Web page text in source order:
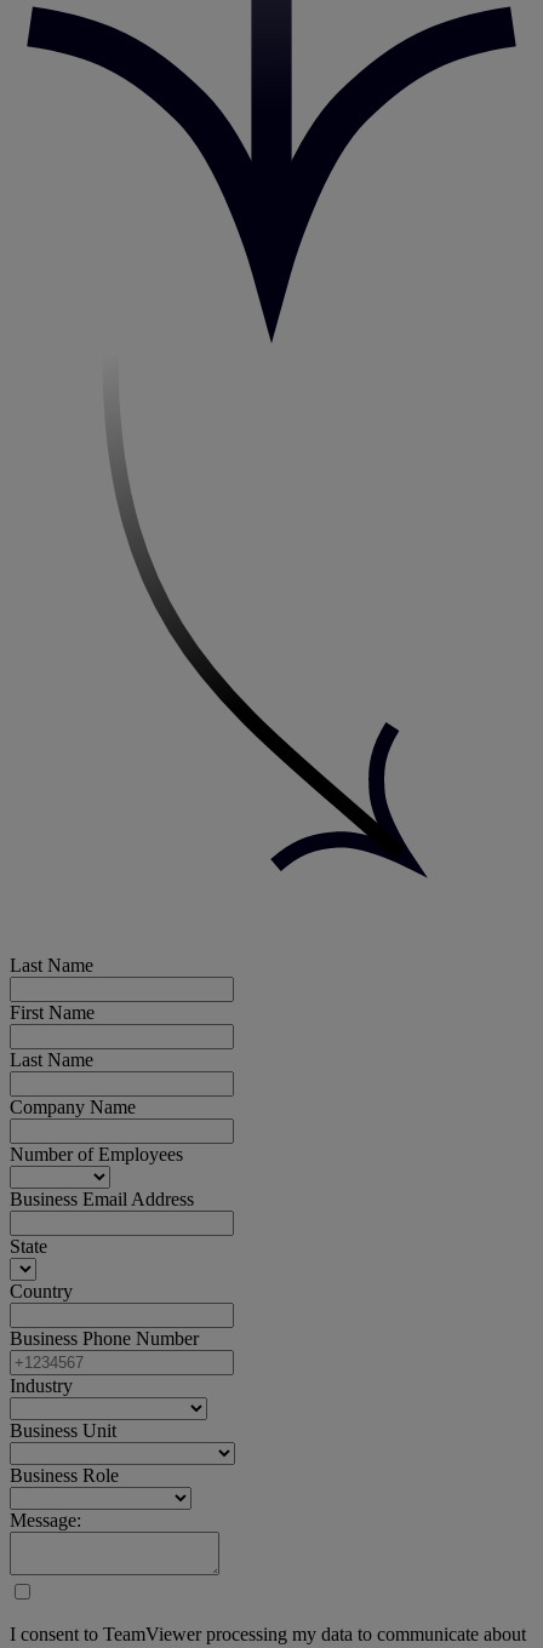
Last Name
First Name
Last Name
Company Name
Number of Employees
Business Email Address
State
Country
Business Phone Number
Industry
Business Unit
Business Role
Message:
I consent to TeamViewer processing my data to communicate about